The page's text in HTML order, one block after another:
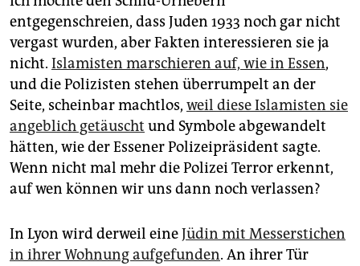
entgegenschreien, dass Juden 1933 noch gar nicht
vergast wurden, aber Fakten interessieren sie ja
nicht. Islamisten marschieren auf, wie in Essen,
und die Polizisten stehen überrumpelt an der
Seite, scheinbar machtlos, weil diese Islamisten sie
angeblich getäuscht und Symbole abgewandelt
hätten, wie der Essener Polizeipräsident sagte.
Wenn nicht mal mehr die Polizei Terror erkennt,
auf wen können wir uns dann noch verlassen?
In Lyon wird derweil eineJüdin mit Messerstichen
in ihrer Wohnung aufgefunden. An ihrer Tür